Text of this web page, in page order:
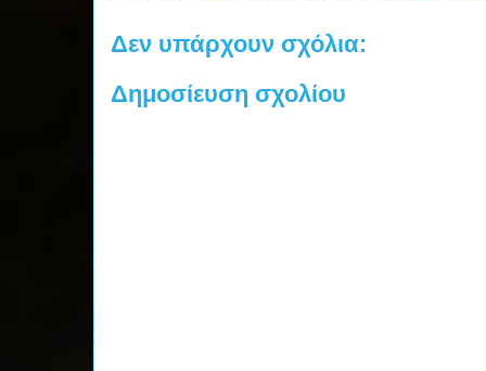
Δεν υπάρχουν σχόλια:
Δημοσίευση σχολίου